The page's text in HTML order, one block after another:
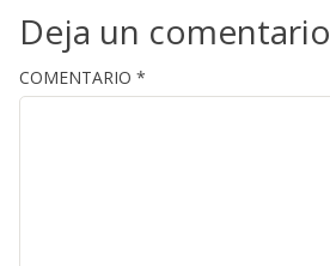
Deja un comentario
COMENTARIO *